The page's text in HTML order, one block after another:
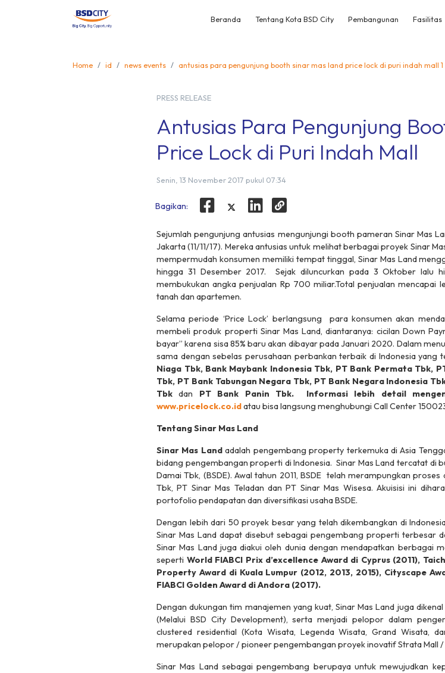
Beranda Tentang Kota BSD City Pembangunan Fasilitas
Home id news events antusias para pengunjung booth sinar mas land price lock di puri indah mall 1
PRESS RELEASE
Antusias Para Pengunjung
Price Lock di Puri Indah Mall
Senin, 13 November 2017 pukul 07:34
Bagikan:
Sejumlah pengunjung antusias mengunjungi booth pameran Sinar Mas
Jakarta (11/11/17). Mereka antusias untuk melihat berbagai proyek Sinar
mempermudah konsumen memiliki tempat tinggal, Sinar Mas Land
hingga 31 Desember 2017.
Sejak diluncurkan pada 3 Oktober lalu
membukukan angka penjualan Rp 700 miliar.Total penjualan
tanah dan apartemen.
Selama periode ‘Price Lock’ berlangsung para konsumen akan
membeli produk properti Sinar Mas Land, diantaranya: cicilan Down
bayar” karena sisa 85% baru akan dibayar pada Januari 2020. Dalam
sama dengan sebelas perusahaan perbankan terbaik di Indonesia yang
Niaga Tbk, Bank Maybank Indonesia Tbk, PT Bank Permata Tbk,
Tbk, PT Bank Tabungan Negara Tbk, PT Bank Negara Indonesia
Tbkdan PT Bank Panin Tbk. Informasi lebih detail
www.pricelock.co.idatau bisa langsung menghubungi Call Center
Tentang Sinar Mas Land
Sinar Mas Landadalah pengembang property terkemuka di Asia
bidang pengembangan properti di Indonesia. Sinar Mas Land tercatat di
Damai Tbk, (BSDE). Awal tahun 2011, BSDE telah merampungkan
Tbk, PT Sinar Mas Teladan dan PT Sinar Mas Wisesa. Akuisisi ini
portofolio pendapatan dan diversifikasi usaha BSDE.
Dengan lebih dari 50 proyek besar yang telah dikembangkan di
Sinar Mas Land dapat disebut sebagai pengembang properti terbesar
Sinar Mas Land juga diakui oleh dunia dengan mendapatkan berbagai
seperti World FIABCI Prix d’excellence Award di Cyprus (2011),
Property Award di Kuala Lumpur (2012, 2013, 2015), Cityscape
FIABCI Golden Award di Andora (2017).
Dengan dukungan tim manajemen yang kuat, Sinar Mas Land juga
(Melalui BSD City Development), serta menjadi pelopor dalam
clustered residential (Kota Wisata, Legenda Wisata, Grand Wisata,
merupakan pelopor / pioneer pengembangan proyek inovatif Strata Mall /
Sinar Mas Land sebagai pengembang berupaya untuk mewujudkan